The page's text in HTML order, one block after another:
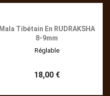
Mala Tibétain En RUDRAKSHA
8-9mm
Réglable
18,00 €